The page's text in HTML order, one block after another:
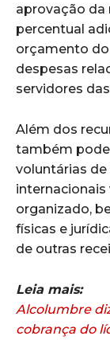
aprovação da
percentual
orçamento
despesas
servidores
Além dos
também
voluntárias
organizado,
físicas e
de outras
Leia mais:
Alcolumbre
cobrança do